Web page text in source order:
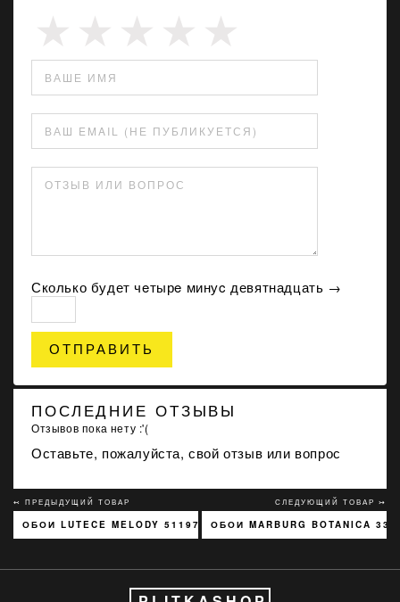
ВАШЕ ИМЯ
ВАШ EMAIL (НЕ ПУБЛИКУЕТСЯ)
ОТЗЫВ ИЛИ ВОПРОС
Сколько будет чeтырe минуc девятнадцать →
ОТПРАВИТЬ
ПОСЛЕДНИЕ ОТЗЫВЫ
Отзывов пока нету :'(
Оставьте, пожалуйста, свой отзыв или вопрос
↢ ПРЕДЫДУЩИЙ ТОВАР
ОБОИ LUTECE MELODY 51197301
СЛЕДУЮЩИЙ ТОВАР ↣
ОБОИ MARBURG BOTANICA